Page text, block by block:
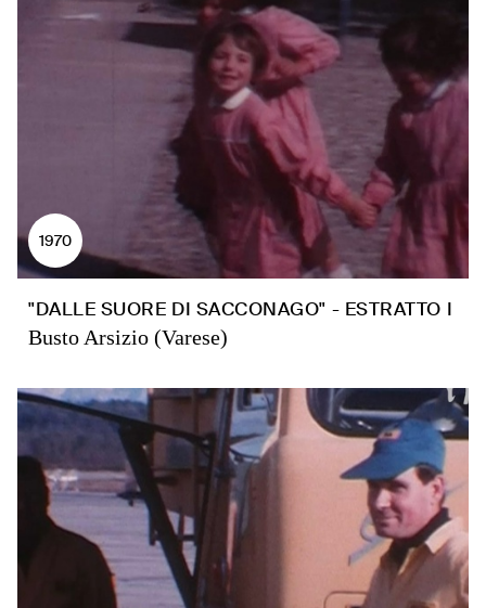
1970
"DALLE SUORE DI SACCONAGO" - ESTRATTO I
Busto Arsizio (Varese)